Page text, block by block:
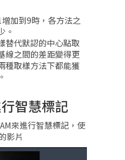
加到9時，各方法之
。
替代默認的中心點取
線之間的差距變得更
種取樣方法下都能獲
智慧標記
來進行智慧標記，使
影片